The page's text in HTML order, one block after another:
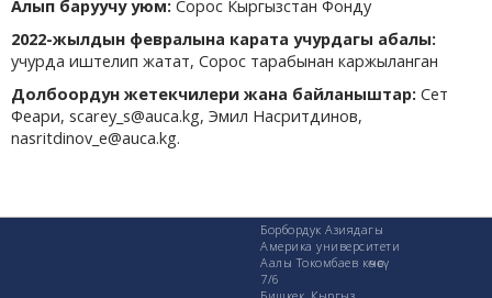
Алып баруучу уюм: Сорос Кыргызстан Фонду
2022-жылдын февралына карата учурдагы абалы:
учурда иштелип жатат, Сорос тарабынан каржыланган
Долбоордун жетекчилери жана байланыштар: Сет
Феари, scarey_s@auca.kg, Эмил Насритдинов,
nasritdinov_e@auca.kg.
Борбордук Азиядагы
Америка университети
Аалы Токомбаев көчөсү
7/6